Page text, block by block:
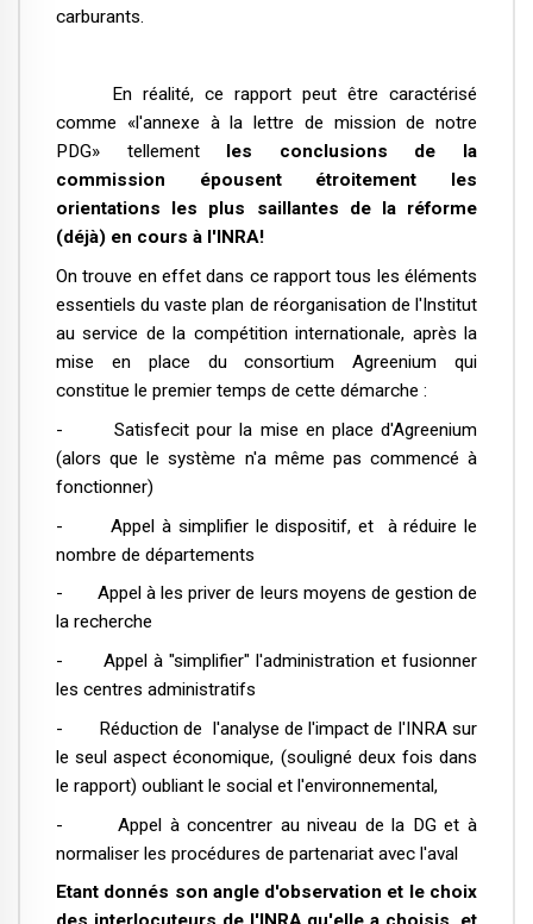
carburants.
En réalité, ce rapport peut être caractérisé
comme «l'annexe à la lettre de mission de notre
PDG» tellement
les conclusions de la
commission épousent étroitement les
orientations les plus saillantes de la réforme
(déjà) en cours à l'INRA!
On trouve en effet dans ce rapport tous les éléments
essentiels du vaste plan de réorganisation de l'Institut
au service de la compétition internationale, après la
mise en place du consortium Agreenium qui
constitue le premier temps de cette démarche :
- Satisfecit pour la mise en place d'Agreenium
(alors que le système n'a même pas commencé à
fonctionner)
- Appel à simplifier le dispositif, et à réduire le
nombre de départements
- Appel à les priver de leurs moyens de gestion de
la recherche
- Appel à "simplifier" l'administration et fusionner
les centres administratifs
- Réduction de l'analyse de l'impact de l'INRA sur
le seul aspect économique, (souligné deux fois dans
le rapport) oubliant le social et l'environnemental,
- Appel à concentrer au niveau de la DG et à
normaliser les procédures de partenariat avec l'aval
Etant donnés son angle d'observation et le choix